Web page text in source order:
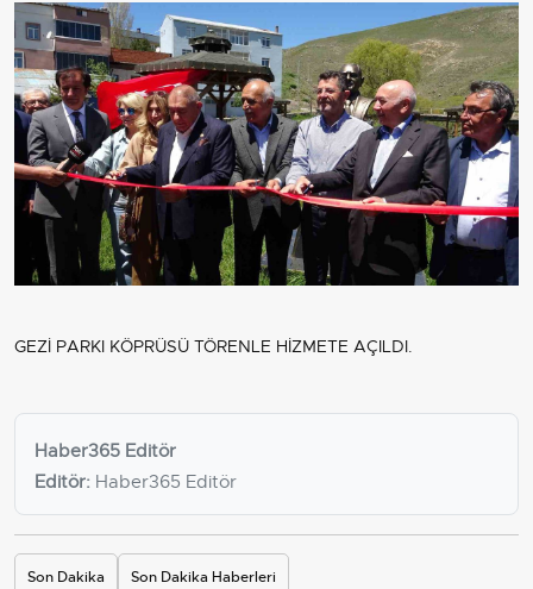
GEZİ PARKI KÖPRÜSÜ TÖRENLE HİZMETE AÇILDI.
Haber365 Editör
Editör: Haber365 Editör
Son Dakika Son Dakika Haberleri